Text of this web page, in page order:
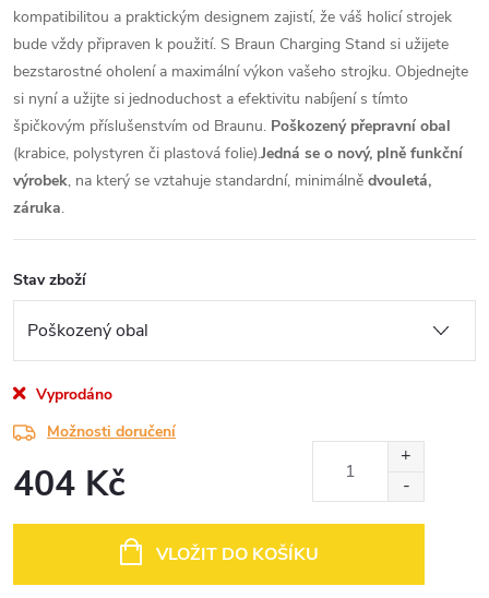
kompatibilitou a praktickým designem zajistí, že váš holicí strojek
bude vždy připraven k použití. S Braun Charging Stand si užijete
bezstarostné oholení a maximální výkon vašeho strojku. Objednejte
si nyní a užijte si jednoduchost a efektivitu nabíjení s tímto
špičkovým příslušenstvím od Braunu. Poškozený přepravní obal
(krabice, polystyren či plastová folie).Jedná se o nový, plně funkční
výrobek, na který se vztahuje standardní, minimálně dvouletá,
záruka.
Stav zboží
Vyprodáno
Možnosti doručení
404 Kč
VLOŽIT DO KOŠÍKU